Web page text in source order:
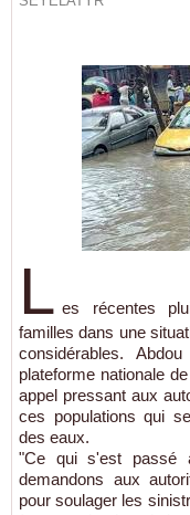
L es récentes
familles dans une
considérables.
plateforme nationale
appel pressant aux
ces populations qui
des eaux.
"Ce qui s'est passé
demandons aux
pour soulager les